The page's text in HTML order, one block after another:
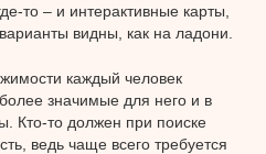
то – и интерактивные карты,
видны, как на ладони.
каждый человек
значимые для него и в
Кто-то должен при поиске
ведь чаще всего требуется